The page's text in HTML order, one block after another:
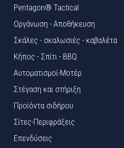
Pentagon® Tactical
Οργάνωση - Αποθήκευση
Σκάλες - σκαλωσιές - καβαλέτα
Κήπος - Σπίτι - BBQ
Αυτοματισμοί-Μοτέρ
Στέγαση και στήριξη
Προϊόντα σιδήρου
Σίτες-Περιφράξεις
Επενδύσεις